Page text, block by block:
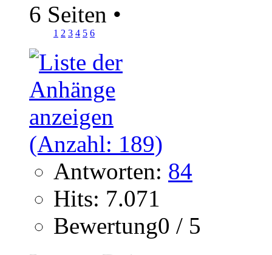
6 Seiten •
1 2 3 4 5 6
Antworten: 84
Hits: 7.071
Bewertung0 / 5